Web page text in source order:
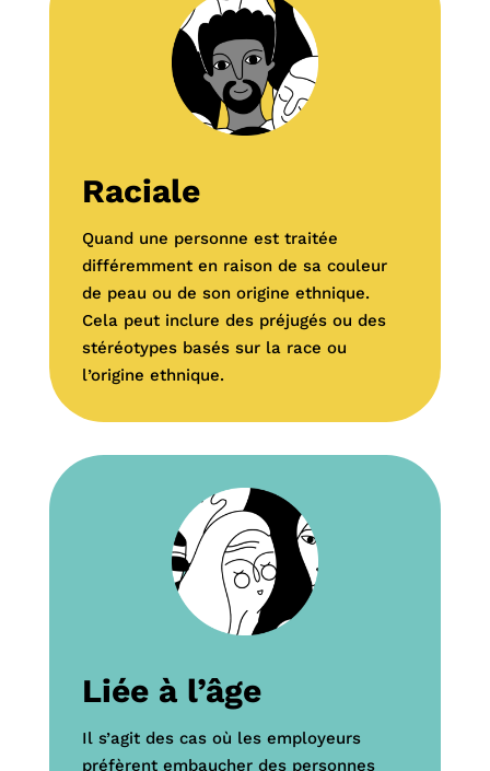
Raciale
Quand une personne est traitée
différemment en raison de sa couleur
de peau ou de son origine ethnique.
Cela peut inclure des préjugés ou des
stéréotypes basés sur la race ou
l’origine ethnique.
Liée à l’âge
Il s’agit des cas où les employeurs
préfèrent embaucher des personnes